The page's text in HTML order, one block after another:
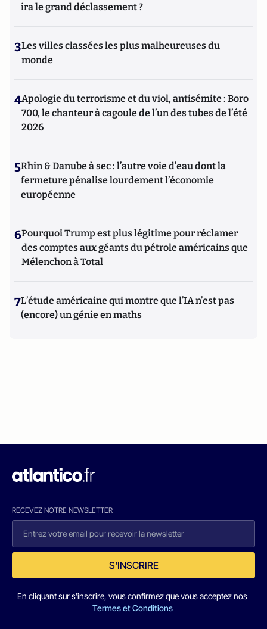
ira le grand déclassement ?
3Les villes classées les plus malheureuses du
monde
4Apologie du terrorisme et du viol, antisémite : Boro
700, le chanteur à cagoule de l’un des tubes de l’été
2026
5Rhin & Danube à sec : l’autre voie d’eau dont la
fermeture pénalise lourdement l’économie
européenne
6Pourquoi Trump est plus légitime pour réclamer
des comptes aux géants du pétrole américains que
Mélenchon à Total
7L’étude américaine qui montre que l’IA n’est pas
(encore) un génie en maths
RECEVEZ NOTRE NEWSLETTER
S'INSCRIRE
En cliquant sur s'inscrire, vous confirmez que vous acceptez nos
Termes et Conditions